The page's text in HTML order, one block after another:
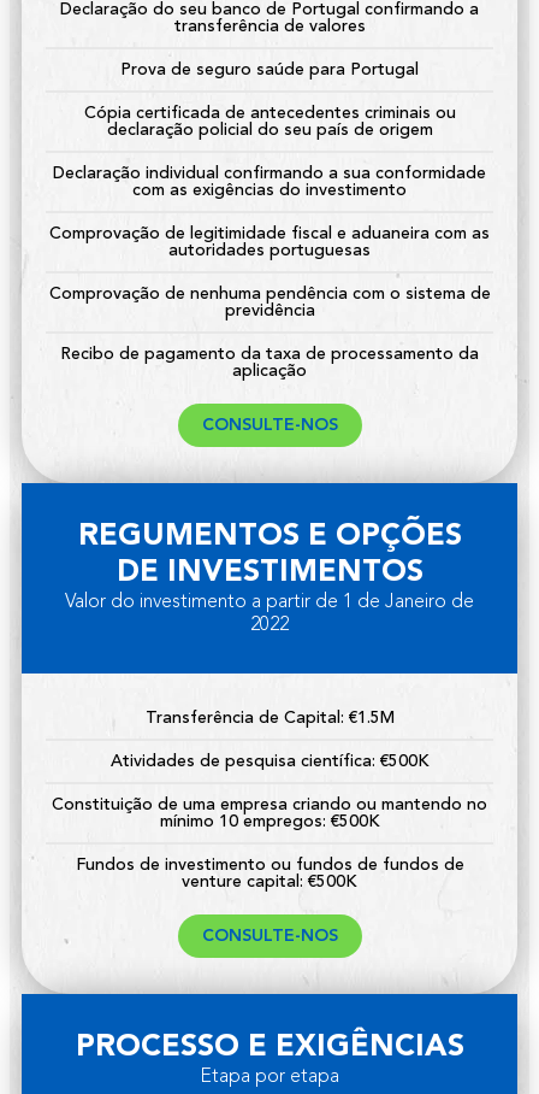
Declaração do seu banco de Portugal confirmando a
transferência de valores
Prova de seguro saúde para Portugal
Cópia certificada de antecedentes criminais ou
declaração policial do seu país de origem
Declaração individual confirmando a sua conformidade
com as exigências do investimento
Comprovação de legitimidade fiscal e aduaneira com as
autoridades portuguesas
Comprovação de nenhuma pendência com o sistema de
previdência
Recibo de pagamento da taxa de processamento da
aplicação
CONSULTE-NOS
REGUMENTOS E OPÇÕES
DE INVESTIMENTOS
Valor do investimento a partir de 1 de Janeiro de
2022
Transferência de Capital: €1.5M
Atividades de pesquisa científica: €500K
Constituição de uma empresa criando ou mantendo no
mínimo 10 empregos: €500K
Fundos de investimento ou fundos de fundos de
venture capital: €500K
CONSULTE-NOS
PROCESSO E EXIGÊNCIAS
Etapa por etapa